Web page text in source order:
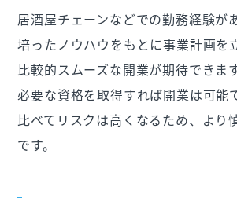
居酒屋チェーンなどでの勤務経験が
培ったノウハウをもとに事業計画を
比較的スムーズな開業が期待できま
必要な資格を取得すれば開業は可能
比べてリスクは高くなるため、より
です。